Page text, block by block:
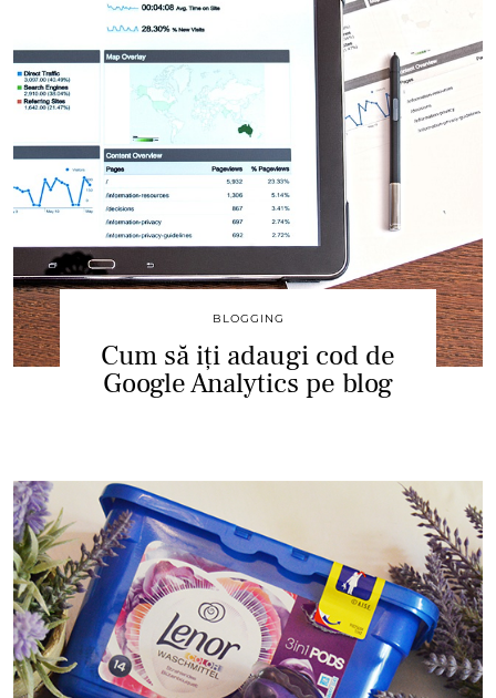
BLOGGING
Cum să iți adaugi cod de
Google Analytics pe blog